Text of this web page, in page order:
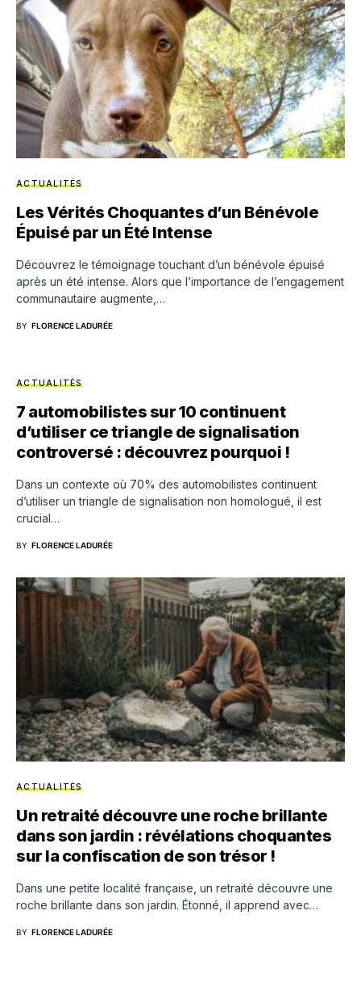
ACTUALITÉS
Les Vérités Choquantes d’un Bénévole
Épuisé par un Été Intense
Découvrez le témoignage touchant d’un bénévole épuisé
après un été intense. Alors que l’importance de l’engagement
communautaire augmente,…
BY FLORENCE LADURÉE
ACTUALITÉS
7 automobilistes sur 10 continuent
d’utiliser ce triangle de signalisation
controversé : découvrez pourquoi !
Dans un contexte où 70% des automobilistes continuent
d’utiliser un triangle de signalisation non homologué, il est
crucial…
BY FLORENCE LADURÉE
ACTUALITÉS
Un retraité découvre une roche brillante
dans son jardin : révélations choquantes
sur la confiscation de son trésor !
Dans une petite localité française, un retraité découvre une
roche brillante dans son jardin. Étonné, il apprend avec…
BY FLORENCE LADURÉE